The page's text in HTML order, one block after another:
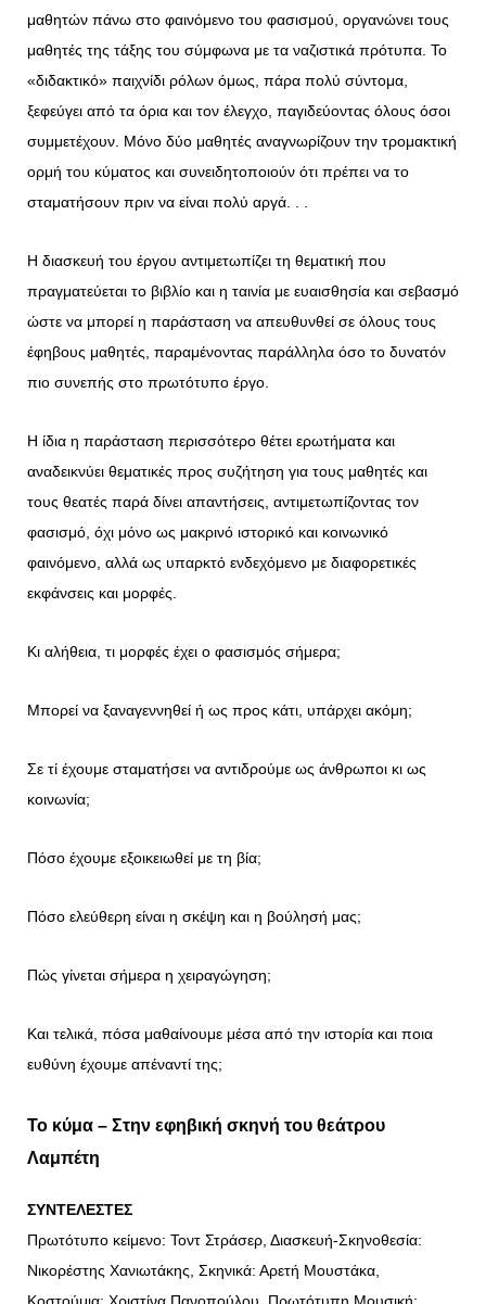
μαθητών πάνω στο φαινόμενο του φασισμού, οργανώνει τους
μαθητές της τάξης του σύμφωνα με τα ναζιστικά πρότυπα. Το
«διδακτικό» παιχνίδι ρόλων όμως, πάρα πολύ σύντομα,
ξεφεύγει από τα όρια και τον έλεγχο, παγιδεύοντας όλους όσοι
συμμετέχουν. Μόνο δύο μαθητές αναγνωρίζουν την τρομακτική
ορμή του κύματος και συνειδητοποιούν ότι πρέπει να το
σταματήσουν πριν να είναι πολύ αργά. . .
Η διασκευή του έργου αντιμετωπίζει τη θεματική που
πραγματεύεται το βιβλίο και η ταινία με ευαισθησία και σεβασμό
ώστε να μπορεί η παράσταση να απευθυνθεί σε όλους τους
έφηβους μαθητές, παραμένοντας παράλληλα όσο το δυνατόν
πιο συνεπής στο πρωτότυπο έργο.
Η ίδια η παράσταση περισσότερο θέτει ερωτήματα και
αναδεικνύει θεματικές προς συζήτηση για τους μαθητές και
τους θεατές παρά δίνει απαντήσεις, αντιμετωπίζοντας τον
φασισμό, όχι μόνο ως μακρινό ιστορικό και κοινωνικό
φαινόμενο, αλλά ως υπαρκτό ενδεχόμενο με διαφορετικές
εκφάνσεις και μορφές.
Κι αλήθεια, τι μορφές έχει ο φασισμός σήμερα;
Μπορεί να ξαναγεννηθεί ή ως προς κάτι, υπάρχει ακόμη;
Σε τί έχουμε σταματήσει να αντιδρούμε ως άνθρωποι κι ως
κοινωνία;
Πόσο έχουμε εξοικειωθεί με τη βία;
Πόσο ελεύθερη είναι η σκέψη και η βούλησή μας;
Πώς γίνεται σήμερα η χειραγώγηση;
Και τελικά, πόσα μαθαίνουμε μέσα από την ιστορία και ποια
ευθύνη έχουμε απέναντί της;
Το κύμα – Στην εφηβική σκηνή του θεάτρου
Λαμπέτη
ΣΥΝΤΕΛΕΣΤΕΣ
Πρωτότυπο κείμενο: Τοντ Στράσερ, Διασκευή-Σκηνοθεσία:
Νικορέστης Χανιωτάκης, Σκηνικά: Αρετή Μουστάκα,